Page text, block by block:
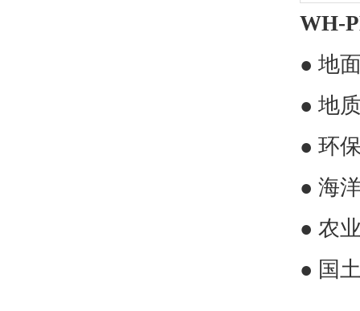
WH-
● 地
● 地
● 环
● 海
● 农
● 国